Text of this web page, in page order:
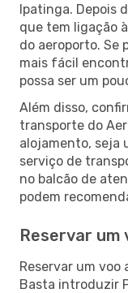
Ipatinga. Depois
que tem ligação
do aeroporto. Se
mais fácil
possa ser um
Além disso,
transporte do
alojamento, seja
serviço de
no balcão de
podem
Reservar um
Reservar um voo
Basta introduzir